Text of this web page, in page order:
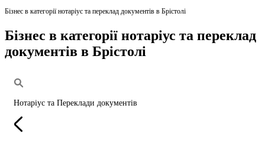
Бізнес в категорії нотаріус та переклад документів в Брістолі
Бізнес в категорії нотаріус та переклад
документів в Брістолі
Нотаріус та Переклади документів